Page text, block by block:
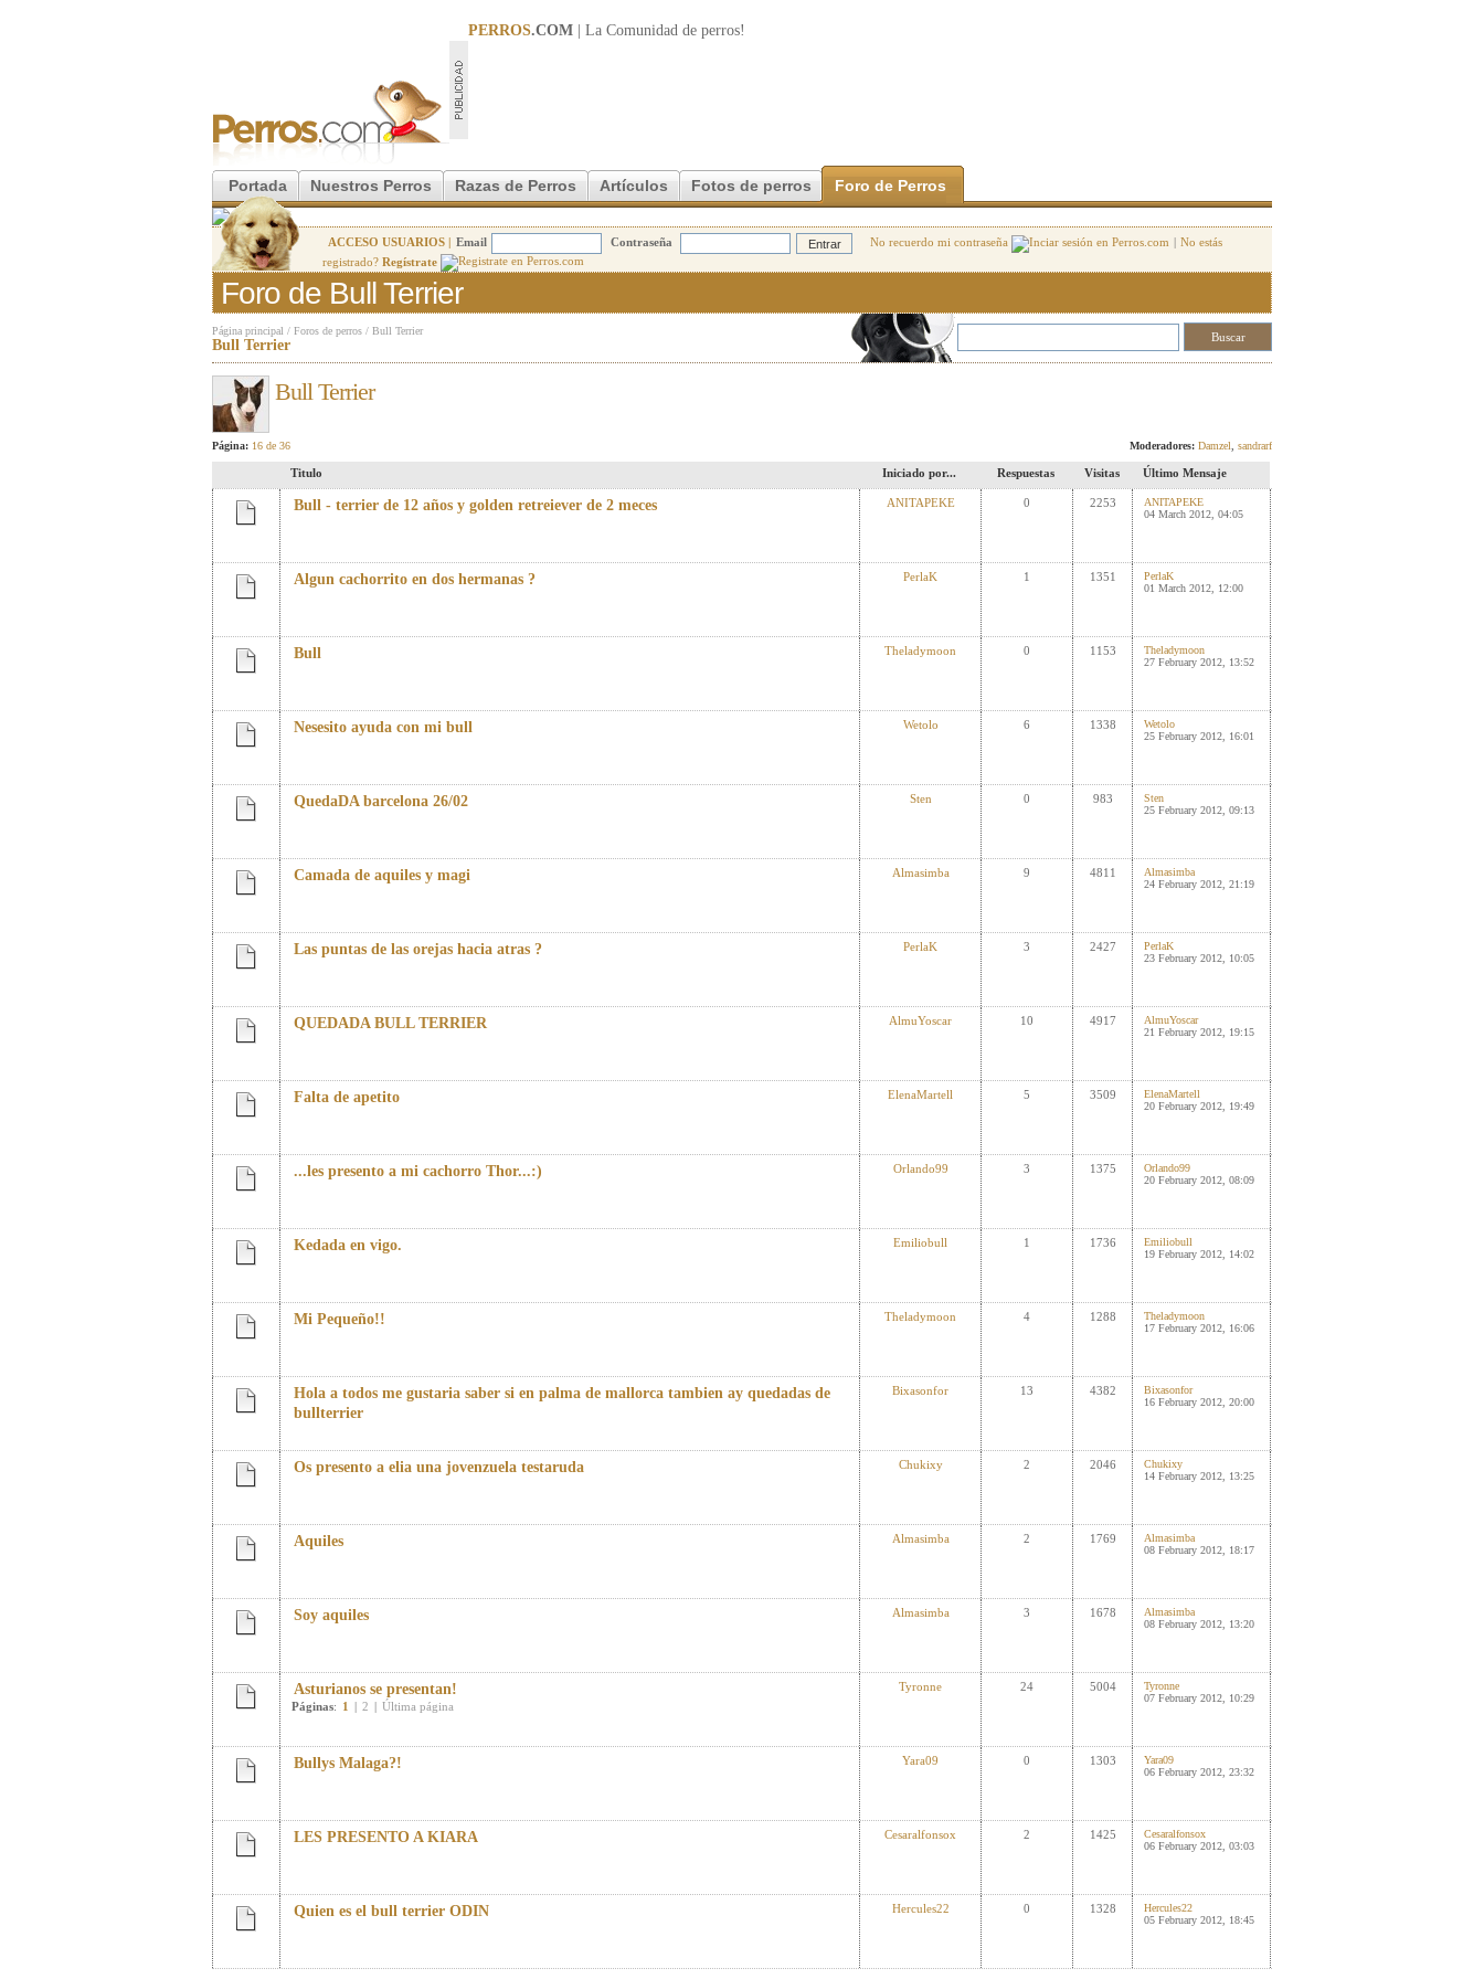
PERROS.COM | La Comunidad de perros!
Portada Nuestros Perros Razas de Perros Artículos Fotos de perros Foro de Perros
ACCESO USUARIOS | Email Contraseña No recuerdo mi contraseña | No estás
registrado? Regístrate
Foro de Bull Terrier
Página principal / Foros de perros / Bull Terrier
Bull Terrier
Bull Terrier
Página: 16 de 36 Moderadores: Damzel sandrarf
Titulo Iniciado por... Respuestas Visitas Último Mensaje
Bull - terrier de 12 años y golden retreiever de 2 meces ANITAPEKE 0 2253
ANITAPEKE
04 March 2012, 04:05
Algun cachorrito en dos hermanas ? PerlaK 1 1351
PerlaK
01 March 2012, 12:00
Bull Theladymoon 0 1153
Theladymoon
27 February 2012, 13:52
Nesesito ayuda con mi bull Wetolo 6 1338
Wetolo
25 February 2012, 16:01
QuedaDA barcelona 26/02 Sten 0 983
Sten
25 February 2012, 09:13
Camada de aquiles y magi Almasimba 9 4811
Almasimba
24 February 2012, 21:19
Las puntas de las orejas hacia atras ? PerlaK 3 2427
PerlaK
23 February 2012, 10:05
QUEDADA BULL TERRIER AlmuYoscar 10 4917
AlmuYoscar
21 February 2012, 19:15
Falta de apetito ElenaMartell 5 3509
ElenaMartell
20 February 2012, 19:49
...les presento a mi cachorro Thor...:) Orlando99 3 1375
Orlando99
20 February 2012, 08:09
Kedada en vigo. Emiliobull 1 1736
Emiliobull
19 February 2012, 14:02
Mi Pequeño!! Theladymoon 4 1288
Theladymoon
17 February 2012, 16:06
Hola a todos me gustaria saber si en palma de mallorca tambien ay quedadas de
bullterrier
Bixasonfor 13 4382
Bixasonfor
16 February 2012, 20:00
Os presento a elia una jovenzuela testaruda Chukixy 2 2046
Chukixy
14 February 2012, 13:25
Aquiles Almasimba 2 1769
Almasimba
08 February 2012, 18:17
Soy aquiles Almasimba 3 1678
Almasimba
08 February 2012, 13:20
Asturianos se presentan!
Páginas: 1 | 2 | Última página
Tyronne 24 5004
Tyronne
07 February 2012, 10:29
Bullys Malaga?! Yara09 0 1303
Yara09
06 February 2012, 23:32
LES PRESENTO A KIARA Cesaralfonsox 2 1425
Cesaralfonsox
06 February 2012, 03:03
Quien es el bull terrier ODIN Hercules22 0 1328
Hercules22
05 February 2012, 18:45